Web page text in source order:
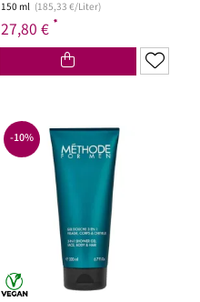
150 ml (185,33 €/Liter)
27,80 € *
-10%